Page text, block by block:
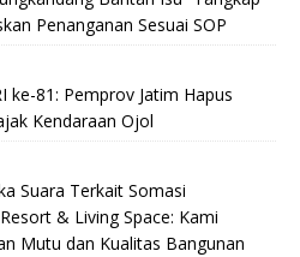
Penanganan Sesuai SOP
ke-81: Pemprov Jatim Hapus
Kendaraan Ojol
Suara Terkait Somasi
& Living Space: Kami
Mutu dan Kualitas Bangunan